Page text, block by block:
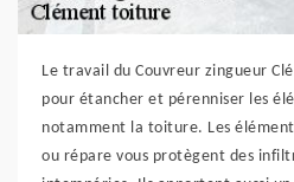
Le travail du Couvreur zingueur
pour étancher et pérenniser les
notamment la toiture. Les
ou répare vous protègent des